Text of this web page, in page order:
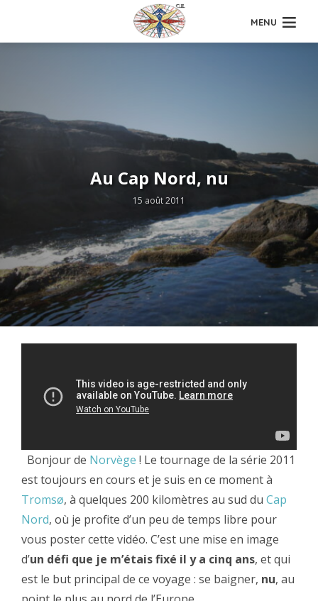
MENU
Au Cap Nord, nu
15 août 2011
Bonjour de Norvège ! Le tournage de la série 2011
est toujours en cours et je suis en ce moment à
Tromsø, à quelques 200 kilomètres au sud du Cap
Nord, où je profite d’un peu de temps libre pour
vous poster cette vidéo. C’est une mise en image
d’un défi que je m’étais fixé il y a cinq ans, et qui
est le but principal de ce voyage : se baigner, nu, au